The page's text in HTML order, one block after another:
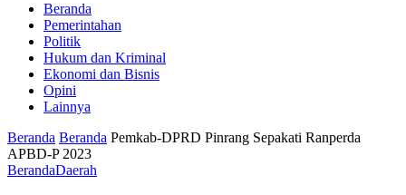
Beranda
Pemerintahan
Politik
Hukum dan Kriminal
Ekonomi dan Bisnis
Opini
Lainnya
Beranda Beranda Pemkab-DPRD Pinrang Sepakati Ranperda
APBD-P 2023
BerandaDaerah